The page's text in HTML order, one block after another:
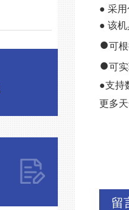
● 采
● 该
●可
●可
●支持
更多
留